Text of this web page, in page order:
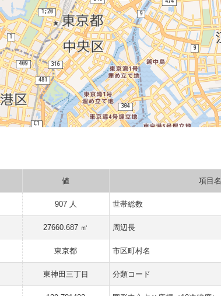
値 項目名
907 人 世帯総数
27660.687 ㎡ 周辺長
東京都 市区町村名
東神田三丁目 分類コード